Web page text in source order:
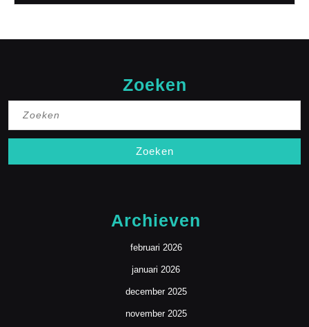
Zoeken
naar:
Archieven
februari 2026
januari 2026
december 2025
november 2025